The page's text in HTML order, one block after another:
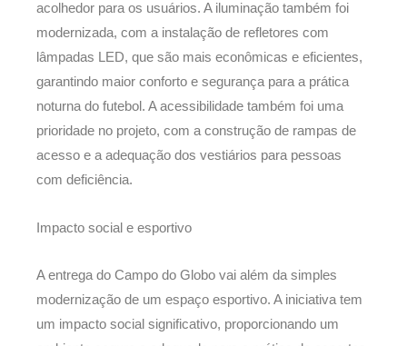
acolhedor para os usuários. A iluminação também foi
modernizada, com a instalação de refletores com
lâmpadas LED, que são mais econômicas e eficientes,
garantindo maior conforto e segurança para a prática
noturna do futebol. A acessibilidade também foi uma
prioridade no projeto, com a construção de rampas de
acesso e a adequação dos vestiários para pessoas
com deficiência.
Impacto social e esportivo
A entrega do Campo do Globo vai além da simples
modernização de um espaço esportivo. A iniciativa tem
um impacto social significativo, proporcionando um